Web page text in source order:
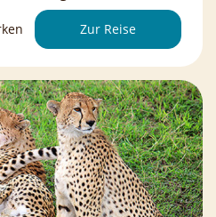
Zur Reise